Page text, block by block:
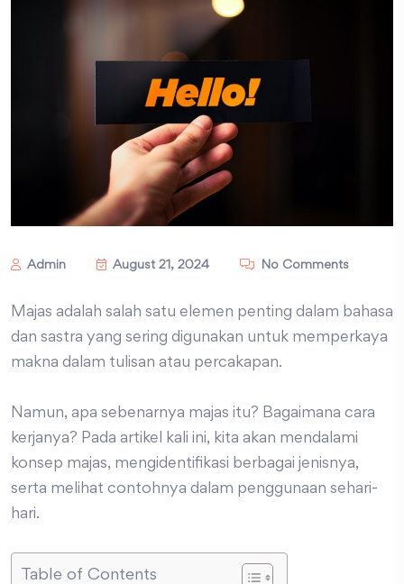
Admin August 21, 2024 No Comments
Majas adalah salah satu elemen penting dalam bahasa
dan sastra yang sering digunakan untuk memperkaya
makna dalam tulisan atau percakapan.
Namun, apa sebenarnya majas itu? Bagaimana cara
kerjanya? Pada artikel kali ini, kita akan mendalami
konsep majas, mengidentifikasi berbagai jenisnya,
serta melihat contohnya dalam penggunaan sehari-
hari.
Table of Contents